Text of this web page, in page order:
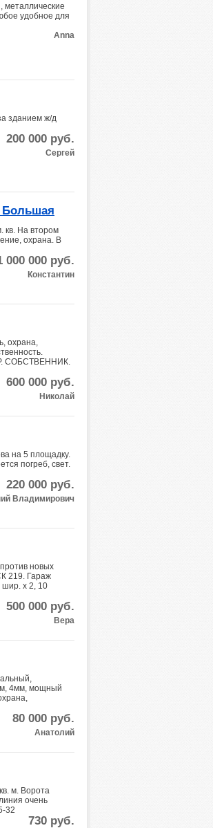
металлические
удобное для
Anna
зданием ж/д
200 000 руб.
Сергей
Большая
кв. На втором
охрана. В
000 000 руб.
Константин
охрана,
СОБСТВЕННИК.
600 000 руб.
Николай
на 5 площадку.
погреб, свет.
220 000 руб.
Владимирович
новых
219. Гараж
шир. х 2, 10
500 000 руб.
Вера
4мм, мощный
80 000 руб.
Анатолий
м. Ворота
очень
32
730 руб.